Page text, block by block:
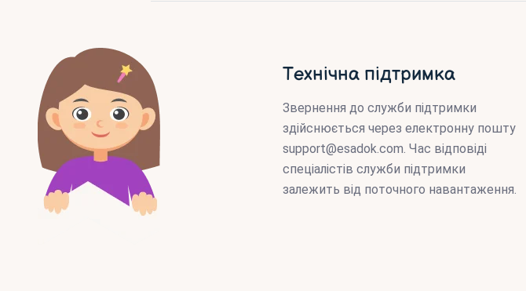
Технічна підтримка
Звернення до служби підтримки
здійснюється через електронну пошту
support@esadok.com . Час відповіді
спеціалістів служби підтримки
залежить від поточного навантаження.